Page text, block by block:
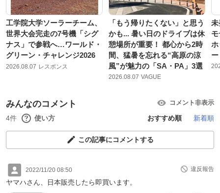
工学院大学ソーラーチーム、
世界大会完走の7号機「シグ
ナス」で参戦へ…ワールド・
グリーン・チャレンジ2026
2026.08.07 レスポンス
「もう帰りたくない」と思う
かも... 暑い日のドライブは休
憩場所が重要！ 都心から2時
間、猛暑を忘れる“高原の涼
風”が魅力の「SA・PA」3選
2026.08.07 VAGUE
未
ホ
みんなのコメント コメント非表示
4件 使い方 おすすめ順 新着順
この記事にコメントする
2022/11/20 08:50 違反報告
ヤマハさん、日本販売したら即買います。